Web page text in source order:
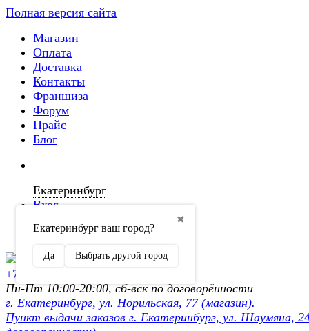
Полная версия сайта
Магазин
Оплата
Доставка
Контакты
Франшиза
Форум
Прайс
Блог
Екатеринбург
✖
Екатеринбург ваш город?
Да Выбрать другой город
Вход
Регистрация
+7 (902) 872-54-70
Пн-Пт 10:00-20:00, сб-вск по договорённости
г. Екатеринбург, ул. Норильская, 77 (магазин).
Пункт выдачи заказов г. Екатеринбург, ул. Шаумяна,